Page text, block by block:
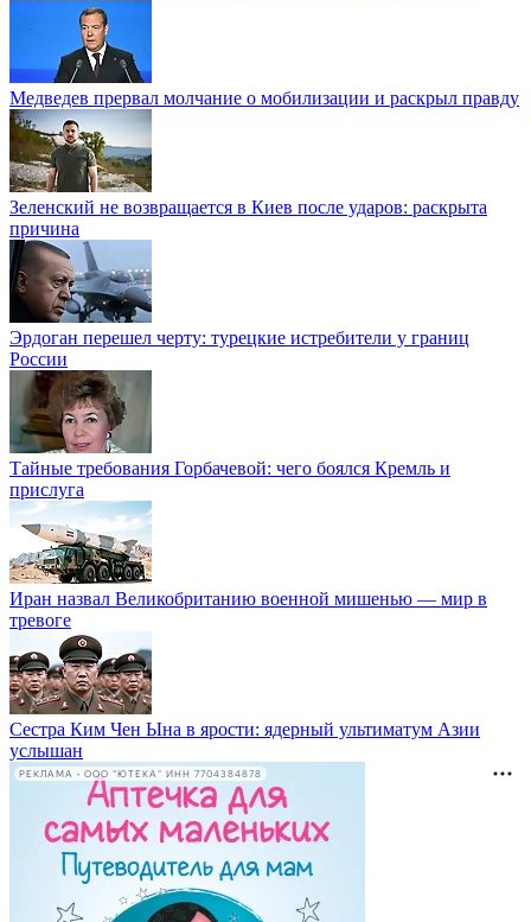
Медведев прервал молчание о мобилизации и раскрыл правду
Зеленский не возвращается в Киев после ударов: раскрыта
причина
Эрдоган перешел черту: турецкие истребители у границ
России
Тайные требования Горбачевой: чего боялся Кремль и
прислуга
Иран назвал Великобританию военной мишенью — мир в
тревоге
Сестра Ким Чен Ына в ярости: ядерный ультиматум Азии
услышан
РЕКЛАМА • ООО "ЮТЕКА" ИНН 7704384878